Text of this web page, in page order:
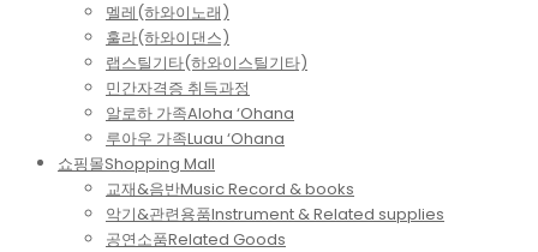
멜레(하와이노래)
훌라(하와이댄스)
랩스틸기타(하와이스틸기타)
민간자격증 취득과정
알로하 가족Aloha ‘Ohana
루아우 가족Luau ‘Ohana
쇼핑몰Shopping Mall
교재&음반Music Record & books
악기&관련용품Instrument & Related supplies
공연소품Related Goods